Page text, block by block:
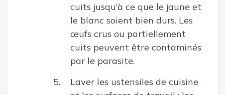
cuits jusqu’à ce que le jaune et
le blanc soient bien durs. Les
œufs crus ou partiellement
cuits peuvent être contaminés
par le parasite.
Laver les ustensiles de cuisine